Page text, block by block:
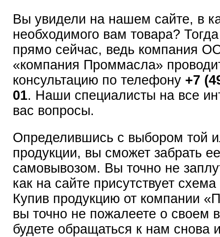
Вы увидели на нашем сайте, в
необходимого вам товара?
прямо сейчас, ведь компания
«компания Проммасла»
консультацию по телефону +7
01. Наши специалисты на все
вас вопросы.
Определившись с выбором той
продукции, вы сможет забрать
самовывозом. Вы точно не
как на сайте присутствует
Купив продукцию от компании
вы точно не пожалеете о своем
будете обращаться к нам снова